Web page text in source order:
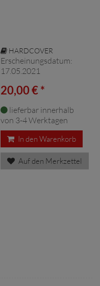
HARDCOVER
Erscheinungsdatum:
17.05.2021
20,00 € *
lieferbar innerhalb
von 3-4 Werktagen
In den Warenkorb
Auf den Merkzettel